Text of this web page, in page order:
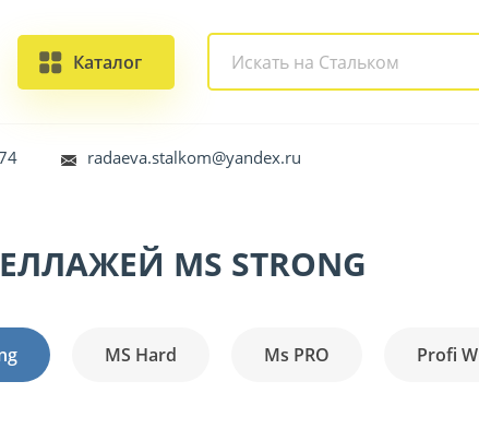
Каталог
radaeva.stalkom@yandex.ru
MS STRONG
MS Hard Ms PRO Profi W